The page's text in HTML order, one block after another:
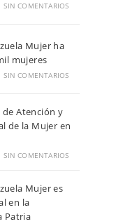
SIN COMENTARIOS
Mujer ha
mujeres
SIN COMENTARIOS
Atención y
de la Mujer en
SIN COMENTARIOS
Mujer es
en la
Patria